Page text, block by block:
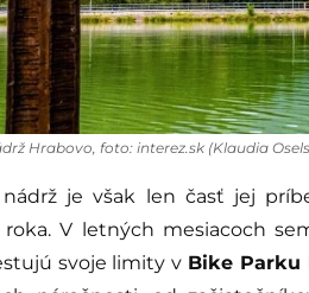
Hrabovo, foto: interez.sk (Klaudia
nádrž je však len časť jej
roka. V letných mesiacoch
svoje limity v Bike Parku